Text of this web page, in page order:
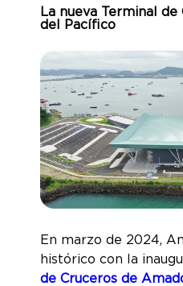
La nueva Terminal de
del Pacífico
En marzo de 2024,
histórico con la
de Cruceros de